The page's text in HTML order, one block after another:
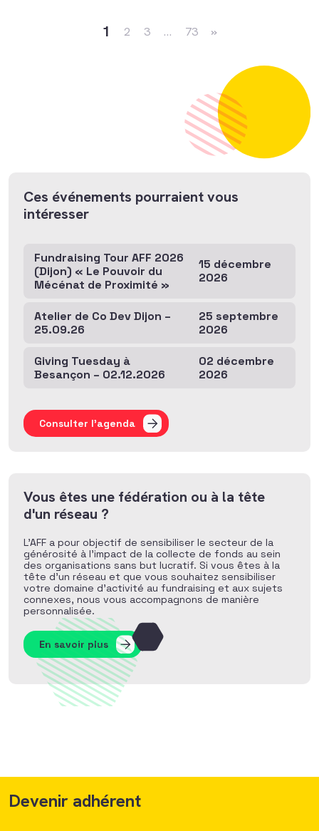
1 2 3 … 73 »
Ces événements pourraient vous
intéresser
Fundraising Tour AFF 2026
(Dijon) « Le Pouvoir du
Mécénat de Proximité »
15 décembre
2026
Atelier de Co Dev Dijon –
25.09.26
25 septembre
2026
Giving Tuesday à
Besançon – 02.12.2026
02 décembre
2026
Consulter l'agenda
Vous êtes une fédération ou à la tête
d'un réseau ?
L’AFF a pour objectif de sensibiliser le secteur de la
générosité à l’impact de la collecte de fonds au sein
des organisations sans but lucratif. Si vous êtes à la
tête d’un réseau et que vous souhaitez sensibiliser
votre domaine d’activité au fundraising et aux sujets
connexes, nous vous accompagnons de manière
personnalisée.
En savoir plus
Devenir adhérent